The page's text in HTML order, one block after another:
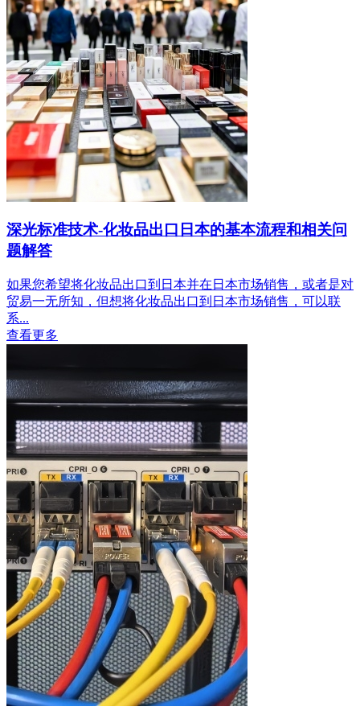
深光标准技术-化妆品出口日本的基本流程和相关问
题解答
如果您希望将化妆品出口到日本并在日本市场销售，或者是对
贸易一无所知，但想将化妆品出口到日本市场销售，可以联
系...
查看更多